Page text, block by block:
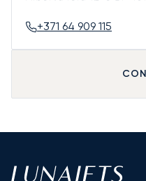
+371 64 909 115